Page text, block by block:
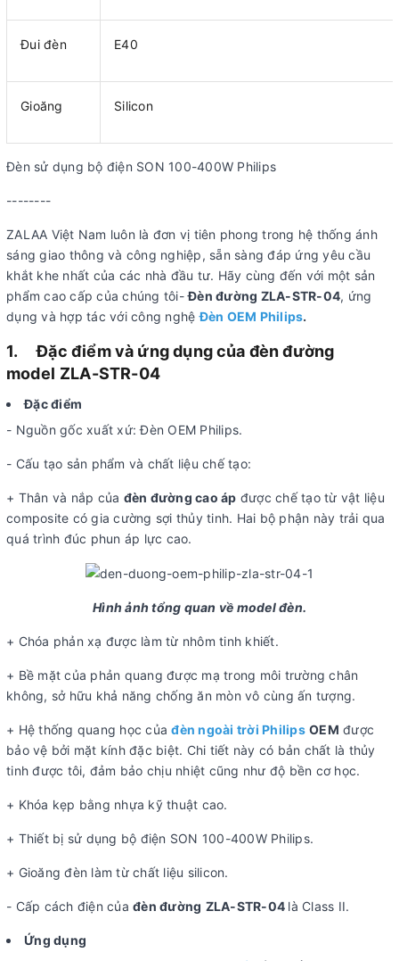
Đui đèn E40
Gioăng Silicon
Đèn sử dụng bộ điện SON 100-400W Philips
--------
ZALAA Việt Nam luôn là đơn vị tiên phong trong hệ thống ánh
sáng giao thông và công nghiệp, sẵn sàng đáp ứng yêu cầu
khắt khe nhất của các nhà đầu tư. Hãy cùng đến với một sản
phẩm cao cấp của chúng tôi-Đèn đường ZLA-STR-04, ứng
dụng và hợp tác với công nghệĐèn OEM Philips.
1.Đặc điểm và ứng dụng của đèn đường
model ZLA-STR-04
Đặc điểm
- Nguồn gốc xuất xứ: Đèn OEM Philips.
- Cấu tạo sản phẩm và chất liệu chế tạo:
+ Thân và nắp của đèn đường cao áp được chế tạo từ vật liệu
composite có gia cường sợi thủy tinh. Hai bộ phận này trải qua
quá trình đúc phun áp lực cao.
Hình ảnh tổng quan về model đèn.
+ Chóa phản xạ được làm từ nhôm tinh khiết.
+ Bề mặt của phản quang được mạ trong môi trường chân
không, sở hữu khả năng chống ăn mòn vô cùng ấn tượng.
+ Hệ thống quang học củađèn ngoài trời Philips OEM được
bảo vệ bởi mặt kính đặc biệt. Chi tiết này có bản chất là thủy
tinh được tôi, đảm bảo chịu nhiệt cũng như độ bền cơ học.
+ Khóa kẹp bằng nhựa kỹ thuật cao.
+ Thiết bị sử dụng bộ điện SON 100-400W Philips.
+ Gioăng đèn làm từ chất liệu silicon.
- Cấp cách điện của đèn đường ZLA-STR-04 là Class II.
Ứng dụng